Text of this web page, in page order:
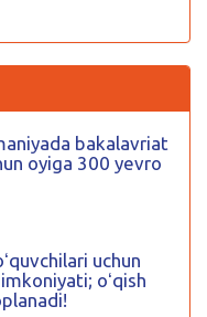
bakalavriat
oyiga 300 yevro
uchun
oʻqish